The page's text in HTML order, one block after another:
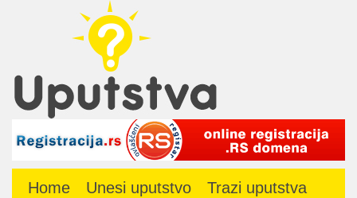
Home Unesi uputstvo Trazi uputstva